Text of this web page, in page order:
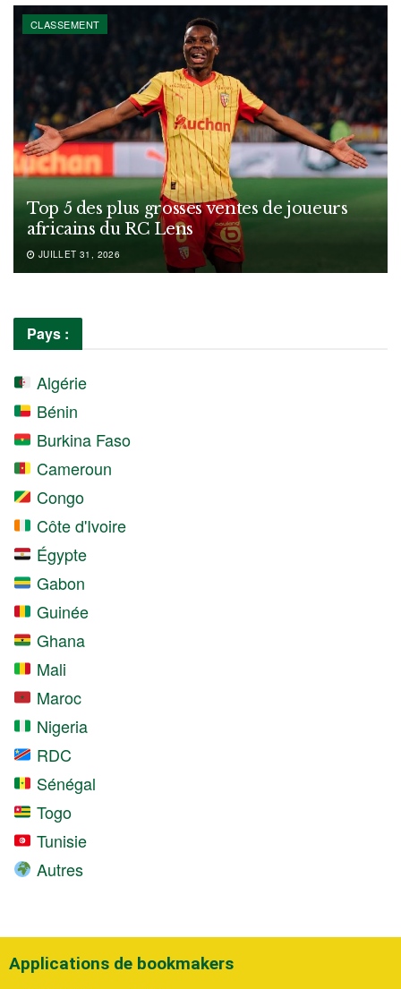
CLASSEMENT
Top 5 des plus grosses ventes de joueurs
africains du RC Lens
JUILLET 31, 2026
Pays :
Algérie
Bénin
Burkina Faso
Cameroun
Congo
Côte d'Ivoire
Égypte
Gabon
Guinée
Ghana
Mali
Maroc
Nigeria
RDC
Sénégal
Togo
Tunisie
Autres
Applications de bookmakers